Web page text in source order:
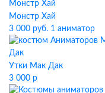
Монстр Хай
3 000 руб. 1 аниматор
Утки Мак Дак
3 000 р